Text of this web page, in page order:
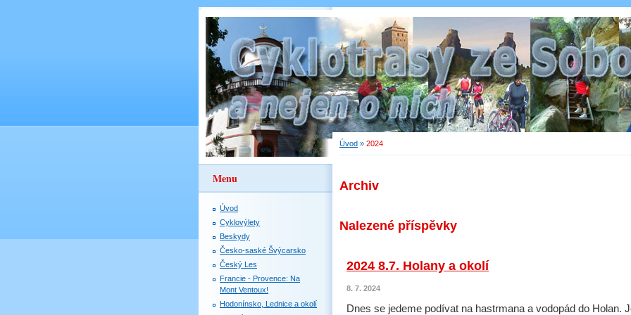
Úvod » 2024
Archiv
Nalezené příspěvky
2024 8.7. Holany a okolí
8. 7. 2024
Dnes se jedeme podívat na hastrmana a vodopád do Holan.
Menu
Úvod
Cyklovýlety
Beskydy
Česko-saské Švýcarsko
Český Les
Francie - Provence: Na
Mont Ventoux!
Hodonínsko, Lednice a okolí